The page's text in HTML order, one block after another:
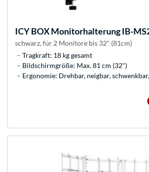
ICY BOXMonitorhalterung IB-
schwarz, für 2 Monitore bis 32" (81cm)
Tragkraft: 18 kg gesamt
Bildschirmgröße: Max. 81 cm (32")
Ergonomie: Drehbar, neigbar,